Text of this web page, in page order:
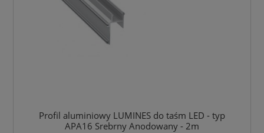
Profil aluminiowy LUMINES do taśm LED - typ
APA16 Srebrny Anodowany - 2m